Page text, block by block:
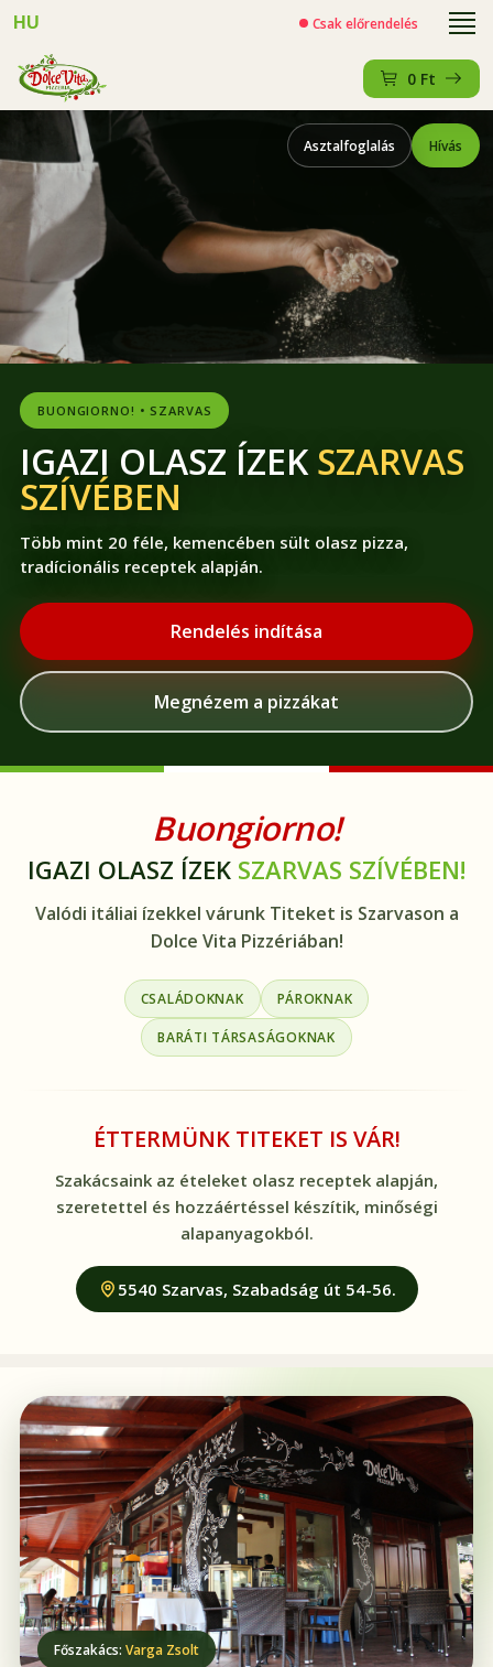
HU Csak előrendelés
0 Ft
Asztalfoglalás Hívás
BUONGIORNO! • SZARVAS
IGAZI OLASZ ÍZEKSZARVAS
SZÍVÉBEN
Több mint 20 féle, kemencében sült olasz pizza,
tradícionális receptek alapján.
Rendelés indítása
Megnézem a pizzákat
Buongiorno!
IGAZI OLASZ ÍZEK SZARVAS SZÍVÉBEN!
Valódi itáliai ízekkel várunk Titeket is Szarvason a
Dolce Vita Pizzériában!
CSALÁDOKNAK PÁROKNAK
BARÁTI TÁRSASÁGOKNAK
ÉTTERMÜNK TITEKET IS VÁR!
Szakácsaink az ételeket olasz receptek alapján,
szeretettel és hozzáértéssel készítik, minőségi
alapanyagokból.
5540 Szarvas, Szabadság út 54-56.
Főszakács: Varga Zsolt